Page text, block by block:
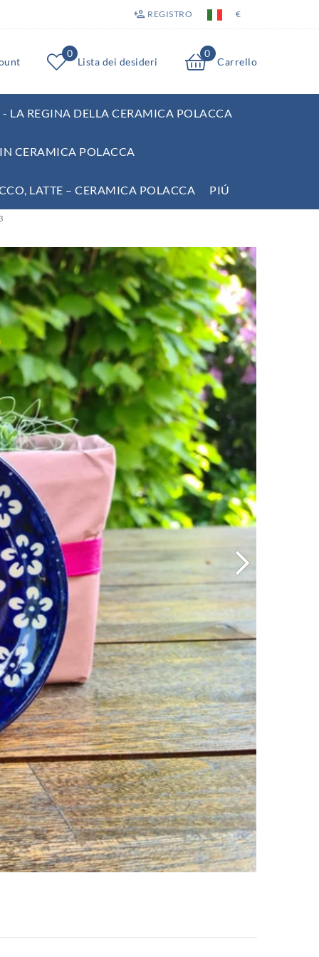
REGISTRO €
0
Lista dei desideri
0
Carrello
LA REGINA DELLA CERAMICA POLACCA
CERAMICA POLACCA
LATTE – CERAMICA POLACCA PIÚ